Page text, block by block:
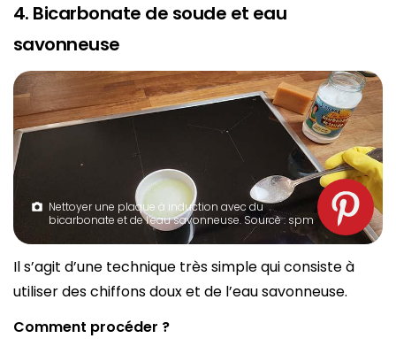
4. Bicarbonate de soude et eau
savonneuse
Nettoyer une plaque à induction avec du
bicarbonate et de l’eau savonneuse. Source : spm
Il s’agit d’une technique très simple qui consiste à
utiliser des chiffons doux et de l’eau savonneuse.
Comment procéder ?